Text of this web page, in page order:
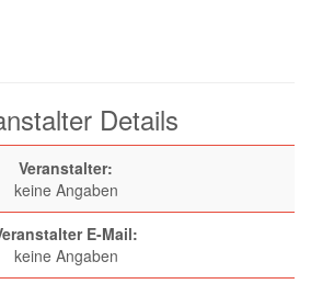
Details
Veranstalter:
keine Angaben
E-Mail:
keine Angaben